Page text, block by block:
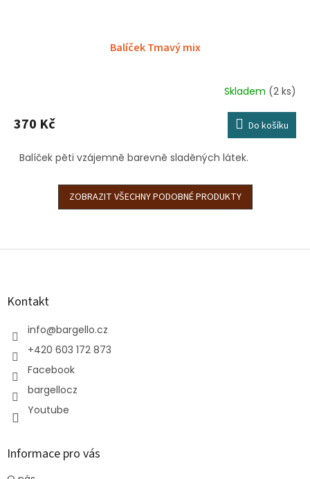
Balíček Tmavý mix
Skladem (2 ks)
370 Kč Do košíku
Balíček pěti vzájemně barevně sladěných látek.
ZOBRAZIT VŠECHNY PODOBNÉ PRODUKTY
Z
Kontakt
info@bargello.cz
+420 603 172 873
Facebook
bargellocz
Youtube
Informace pro vás